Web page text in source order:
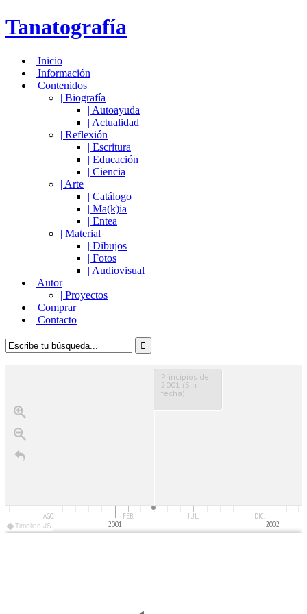
Tanatografía
| Inicio
| Información
| Contenidos
| Biografía
| Autoayuda
| Actualidad
| Reflexión
| Escritura
| Educación
| Ciencia
| Arte
| Catálogo
| Ma(k)ia
| Entea
| Material
| Dibujos
| Fotos
| Audiovisual
| Autor
| Proyectos
| Comprar
| Contacto
Timeline JS
Principios de
2001 (Sin
fecha)
2001 2002
AGO. FEB. JUL. DIC.